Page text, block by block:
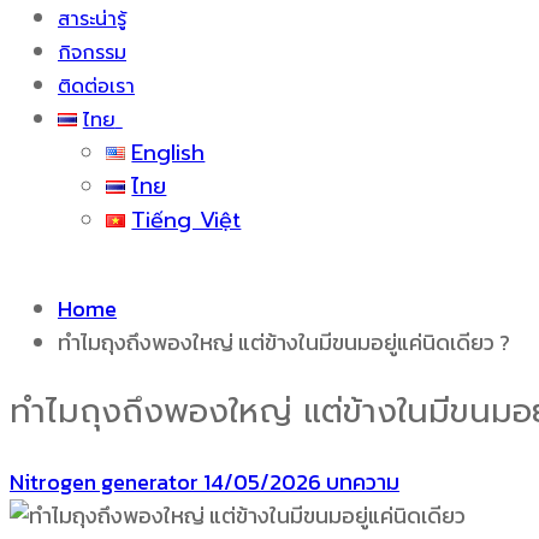
สาระน่ารู้
กิจกรรม
ติดต่อเรา
ไทย
English
ไทย
Tiếng Việt
Home
ทำไมถุงถึงพองใหญ่ แต่ข้างในมีขนมอยู่แค่นิดเดียว ?
ทำไมถุงถึงพองใหญ่ แต่ข้างในมีขนม
Nitrogen generator 14/05/2026 บทความ